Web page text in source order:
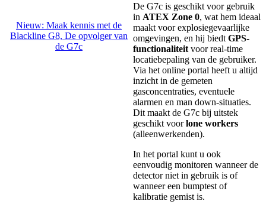
Nieuw: Maak kennis met de
Blackline G8, De opvolger van
de G7c
De G7c is geschikt voor gebruik
in ATEX Zone 0, wat hem ideaal
maakt voor explosiegevaarlijke
omgevingen, en hij biedt GPS-
functionaliteit voor real-time
locatiebepaling van de gebruiker.
Via het online portal heeft u altijd
inzicht in de gemeten
gasconcentraties, eventuele
alarmen en man down-situaties.
Dit maakt de G7c bij uitstek
geschikt voorlone workers
(alleenwerkenden).
In het portal kunt u ook
eenvoudig monitoren wanneer de
detector niet in gebruik is of
wanneer een bumptest of
kalibratie gemist is.